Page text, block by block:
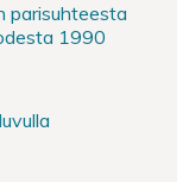
parisuhteesta
1990